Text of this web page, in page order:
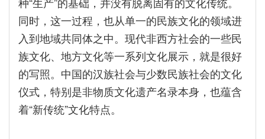
同时，这一过程，也从单一的民族文化的领域进
入到地域共同体之中。现代非西方社会的一些民
族文化、地方文化等一系列文化展示，就是很好
的写照。中国的汉族社会与少数民族社会的文化
仪式，特别是非物质文化遗产名录本身，也蕴含
着“新传统”文化特点。